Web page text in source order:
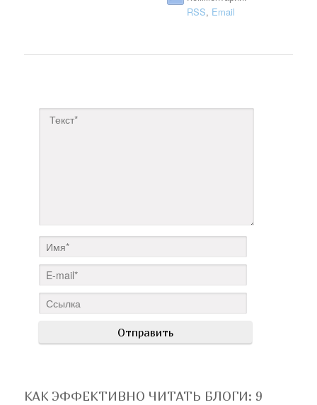
RSS, Email
КАК ЭФФЕКТИВНО ЧИТАТЬ БЛОГИ: 9